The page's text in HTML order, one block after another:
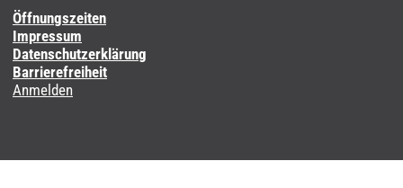
Öffnungszeiten
Impressum
Datenschutzerklärung
Barrierefreiheit
Anmelden